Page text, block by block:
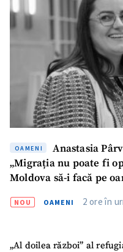
OAMENI
Anastasia
„Migrația nu poate fi
Moldova să-i facă pe
NOU OAMENI 2 ore în
„Al doilea război” al